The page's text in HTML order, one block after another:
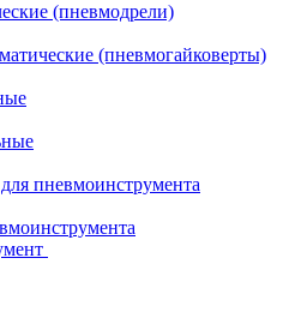
(пневмодрели)
(пневмогайковерты)
пневмоинструмента